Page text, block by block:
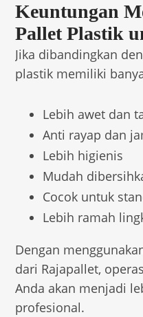
Keuntungan
Pallet Plastik
Jika dibandingkan
plastik memiliki
Lebih awet dan
Anti rayap dan
Lebih higienis
Mudah
Cocok untuk
Lebih ramah
Dengan
dari Rajapallet,
Anda akan menjadi
profesional.